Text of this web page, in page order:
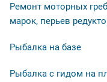
Ремонт моторных
марок, перьев
Рыбалка на базе
Рыбалка с гидом на